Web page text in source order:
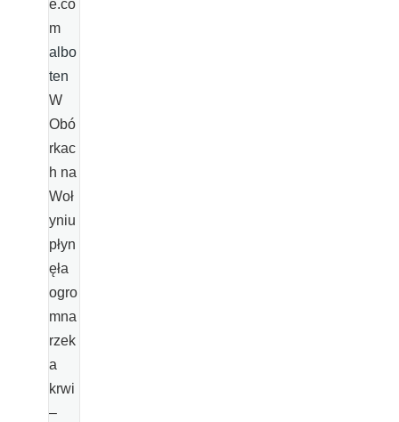
e.co
m
albo
ten
W
Obó
rkac
h na
Woł
yniu
płyn
ęła
ogro
mna
rzek
a
krwi
–